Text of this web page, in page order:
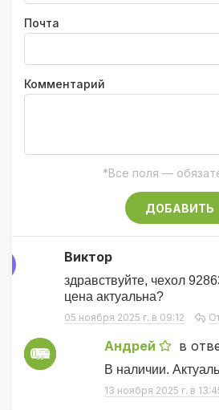
Почта
Комментарий
*Все поля —
ДОБАВИТЬ
Виктор
здравствуйте, чехол
цена актуальна?
05 ноября 2025 г. в 09:12
А Андрей в
В наличии.
13 ноября 2025 г. в